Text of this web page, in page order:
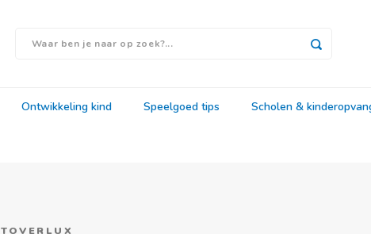
Ontwikkeling kind Speelgoed tips Scholen &
TOVERLUX